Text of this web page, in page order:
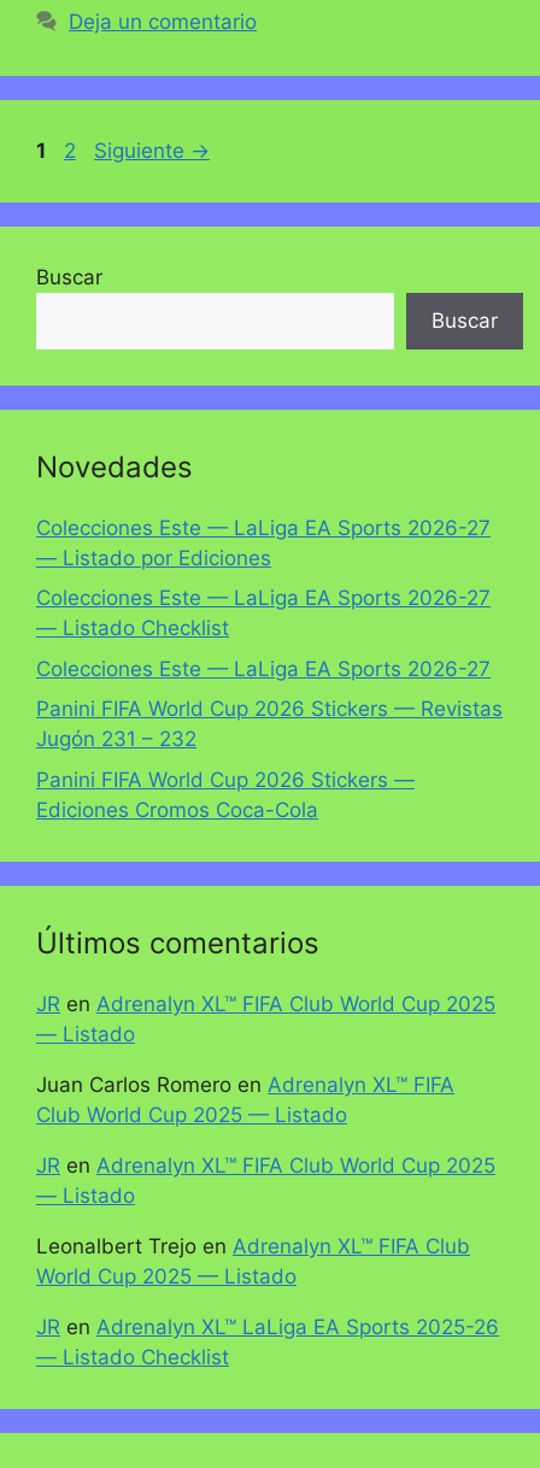
Deja un comentario
Página
1 Página
2 Siguiente →
Buscar
Buscar
Novedades
Colecciones Este — LaLiga EA Sports 2026-27
— Listado por Ediciones
Colecciones Este — LaLiga EA Sports 2026-27
— Listado Checklist
Colecciones Este — LaLiga EA Sports 2026-27
Panini FIFA World Cup 2026 Stickers — Revistas
Jugón 231 – 232
Panini FIFA World Cup 2026 Stickers —
Ediciones Cromos Coca-Cola
Últimos comentarios
JR en Adrenalyn XL™ FIFA Club World Cup 2025
— Listado
Juan Carlos Romero en Adrenalyn XL™ FIFA
Club World Cup 2025 — Listado
JR en Adrenalyn XL™ FIFA Club World Cup 2025
— Listado
Leonalbert Trejo en Adrenalyn XL™ FIFA Club
World Cup 2025 — Listado
JR en Adrenalyn XL™ LaLiga EA Sports 2025-26
— Listado Checklist